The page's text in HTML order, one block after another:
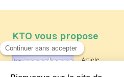
KTO vous propose
Article
Les